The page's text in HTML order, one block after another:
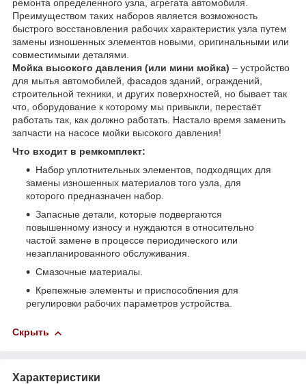
ремонта определенного узла, агрегата автомобиля.
Преимуществом таких наборов является возможность
быстрого восстановления рабочих характеристик узла путем
замены изношенных элементов новыми, оригинальными или
совместимыми деталями.
Мойка высокого давления (или мини мойка) – устройство
для мытья автомобилей, фасадов зданий, ограждений,
строительной техники, и других поверхностей, но бывает так
что, оборудование к которому мы привыкли, перестаёт
работать так, как должно работать. Настало время заменить
запчасти на насосе мойки высокого давления!
Что входит в ремкомплект:
Набор уплотнительных элементов, подходящих для
замены изношенных материалов того узла, для
которого предназначен набор.
Запасные детали, которые подвергаются
повышенному износу и нуждаются в относительно
частой замене в процессе периодического или
незапланированного обслуживания.
Смазочные материалы.
Крепежные элементы и приспособления для
регулировки рабочих параметров устройства.
Скрыть
Характеристики